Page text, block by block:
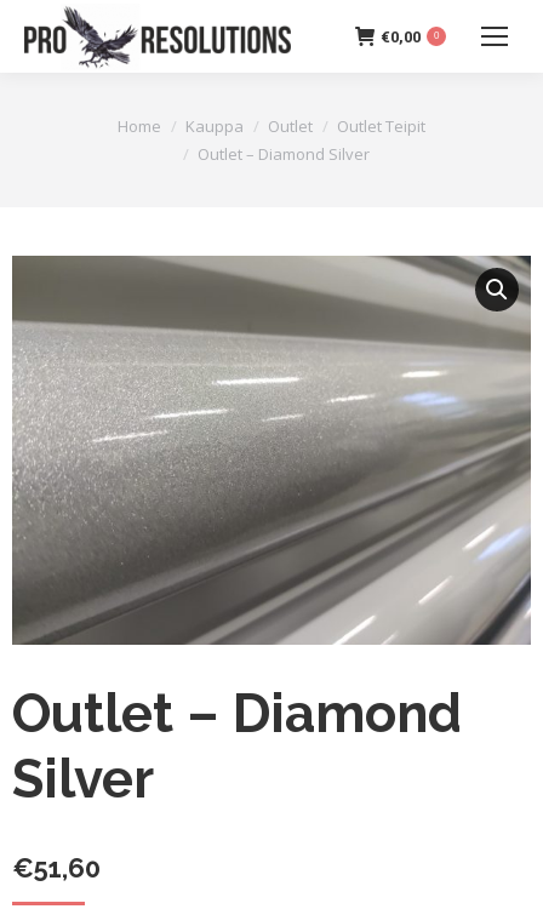
€0,00 0
You are here:Home Kauppa Outlet
Outlet Teipit
Outlet – Diamond Silver
Outlet – Diamond
Silver
€51,60